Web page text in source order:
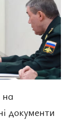
на
документи